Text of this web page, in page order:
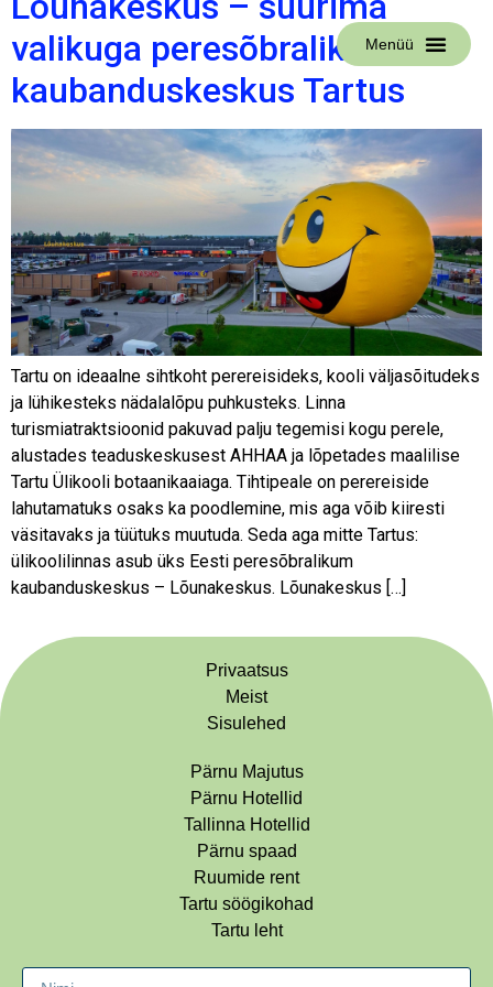
Menüü
valikuga peresõbralik
kaubanduskeskus Tartus
Tartu on ideaalne sihtkoht perereisideks, kooli väljasõitudeks
ja lühikesteks nädalalõpu puhkusteks. Linna
turismiatraktsioonid pakuvad palju tegemisi kogu perele,
alustades teaduskeskusest AHHAA ja lõpetades maalilise
Tartu Ülikooli botaanikaaiaga. Tihtipeale on perereiside
lahutamatuks osaks ka poodlemine, mis aga võib kiiresti
väsitavaks ja tüütuks muutuda. Seda aga mitte Tartus:
ülikoolilinnas asub üks Eesti peresõbralikum
kaubanduskeskus – Lõunakeskus. Lõunakeskus […]
Privaatsus
Meist
Sisulehed
Pärnu Majutus
Pärnu Hotellid
Tallinna Hotellid
Pärnu spaad
Ruumide rent
Tartu söögikohad
Tartu leht